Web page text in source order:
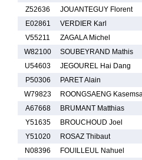
Z52636
JOUANTEGUY Florent
E02861
VERDIER Karl
V55211
ZAGALA Michel
W82100
SOUBEYRAND Mathis
U54603
JEGOUREL Hai Dang
P50306
PARET Alain
W79823
ROONGSAENG
A67668
BRUMANT Matthias
Y51635
BROUCHOUD Joel
Y51020
ROSAZ Thibaut
N08396
FOUILLEUL Nahuel